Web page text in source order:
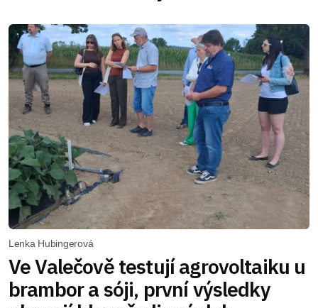
Lenka Hubingerová
Ve Valečově testují agrovoltaiku u
brambor a sóji, první výsledky